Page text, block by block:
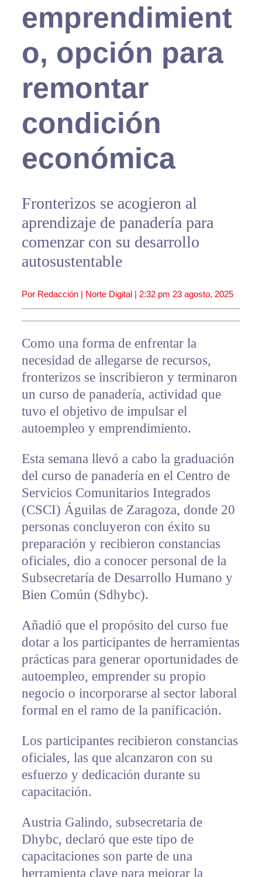
emprendimient
o, opción para
remontar
condición
económica
Fronterizos se acogieron al
aprendizaje de panadería para
comenzar con su desarrollo
autosustentable
Por Redacción | Norte Digital | 2:32 pm 23 agosto, 2025
Como una forma de enfrentar la
necesidad de allegarse de recursos,
fronterizos se inscribieron y terminaron
un curso de panadería, actividad que
tuvo el objetivo de impulsar el
autoempleo y emprendimiento.
Esta semana llevó a cabo la graduación
del curso de panadería en el Centro de
Servicios Comunitarios Integrados
(CSCI) Águilas de Zaragoza, donde 20
personas concluyeron con éxito su
preparación y recibieron constancias
oficiales, dio a conocer personal de la
Subsecretaría de Desarrollo Humano y
Bien Común (Sdhybc).
Añadió que el propósito del curso fue
dotar a los participantes de herramientas
prácticas para generar oportunidades de
autoempleo, emprender su propio
negocio o incorporarse al sector laboral
formal en el ramo de la panificación.
Los participantes recibieron constancias
oficiales, las que alcanzaron con su
esfuerzo y dedicación durante su
capacitación.
Austria Galindo, subsecretaria de
Dhybc, declaró que este tipo de
capacitaciones son parte de una
herramienta clave para mejorar la